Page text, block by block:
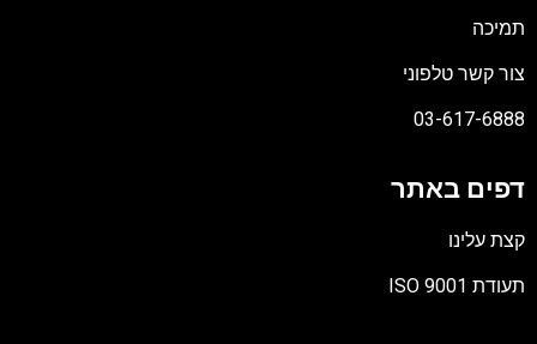
תמיכה
צור קשר טלפוני
03-617-6888
דפים באתר
קצת עלינו
תעודת ISO 9001